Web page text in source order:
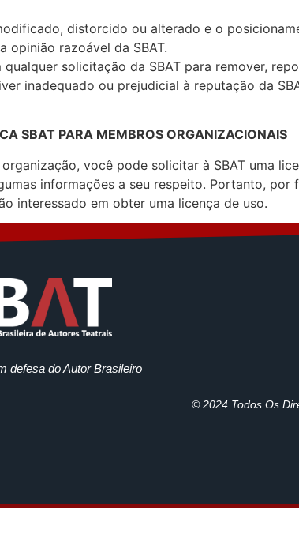
distorcido ou alterado e o
opinião razoável da SBAT.
solicitação da SBAT para remover,
inadequado ou prejudicial à reputação da
SBAT PARA MEMBROS ORGANIZACIONAIS
você pode solicitar à SBAT uma
informações a seu respeito. Portanto,
interessado em obter uma licença de uso.
defesa do Autor Brasileiro
© 2024 Todos Os